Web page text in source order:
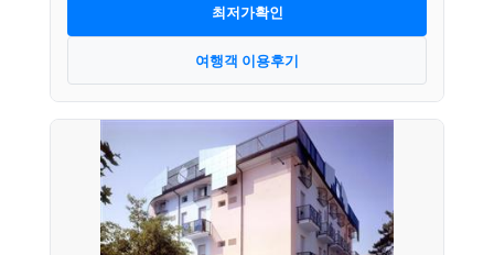
최저가확인
여행객 이용후기